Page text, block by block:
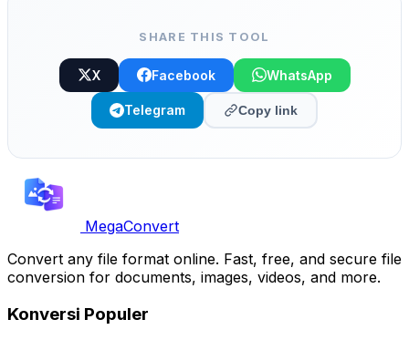
SHARE THIS TOOL
X Facebook WhatsApp
Telegram Copy link
MegaConvert
Convert any file format online. Fast, free, and secure file
conversion for documents, images, videos, and more.
Konversi Populer